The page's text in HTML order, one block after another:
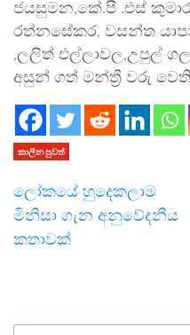
ජයසුමන,කේ.පී .එස්
රත්නසේකර, වසන්ත
,ලලිත් එල්ලාවල,උපුල්
අසුන් ගත් මන්ත්‍රී වරු
කාලීන පුවත්
ලෝකයේ හුදෙකලාම
මිනිසා ගැන අනුවේදනීය
කතාවක්